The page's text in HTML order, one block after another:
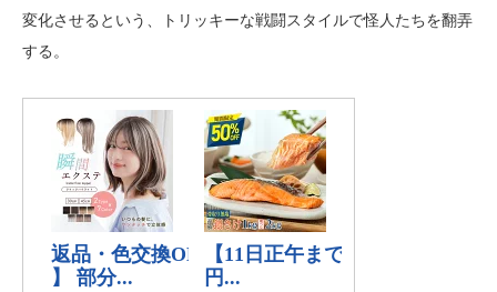
変化させるという、トリッキーな戦闘スタイルで怪人たちを翻弄
する。